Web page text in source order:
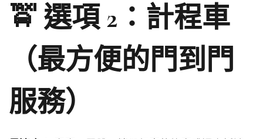
🚖 選項 2：計程車
（最方便的門到門
服務）